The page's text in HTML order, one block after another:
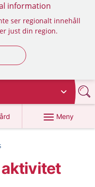
information
ser regionalt innehåll
just din region.
Meny
aktivitet